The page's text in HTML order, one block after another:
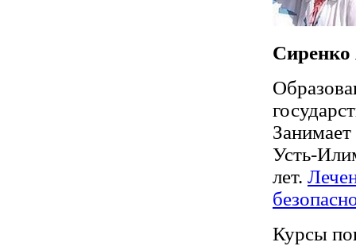
Сиренко
Усть-
лет.
Курсы